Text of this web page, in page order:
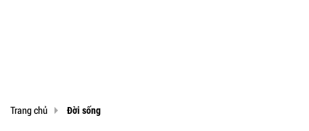
Trang chủ Đời sống